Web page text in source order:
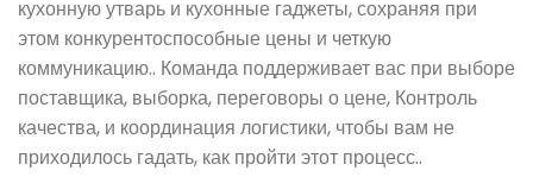
кухонную утварь и кухонные гаджеты, сохраняя при
этом конкурентоспособные цены и четкую
коммуникацию.. Команда поддерживает вас при выборе
поставщика, выборка, переговоры о цене, Контроль
качества, и координация логистики, чтобы вам не
приходилось гадать, как пройти этот процесс..